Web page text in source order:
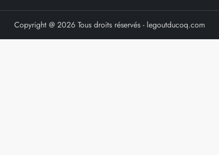
Copyright @ 2026 Tous droits réservés - legoutducoq.com